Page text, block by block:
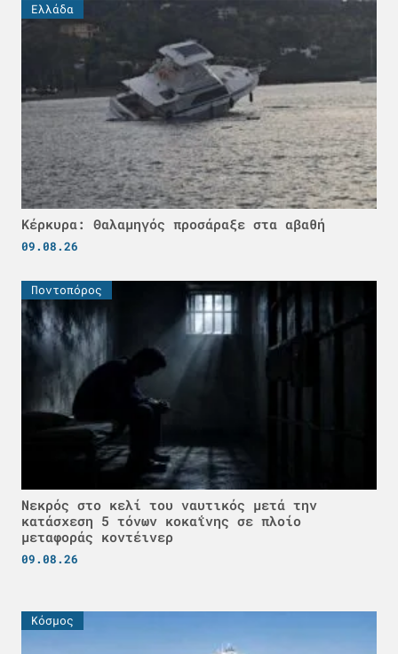
Ελλάδα
Κέρκυρα: Θαλαμηγός προσάραξε στα αβαθή
09.08.26
Ποντοπόρος
Νεκρός στο κελί του ναυτικός μετά την
κατάσχεση 5 τόνων κοκαΐνης σε πλοίο
μεταφοράς κοντέινερ
09.08.26
Κόσμος